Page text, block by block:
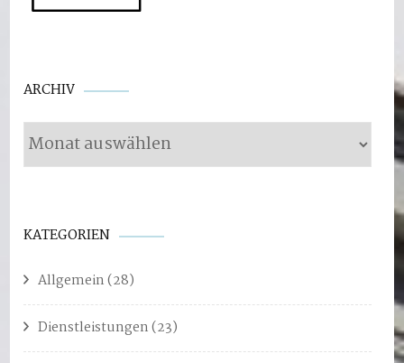
ARCHIV Archiv
KATEGORIEN
Allgemein(28)
Dienstleistungen(23)